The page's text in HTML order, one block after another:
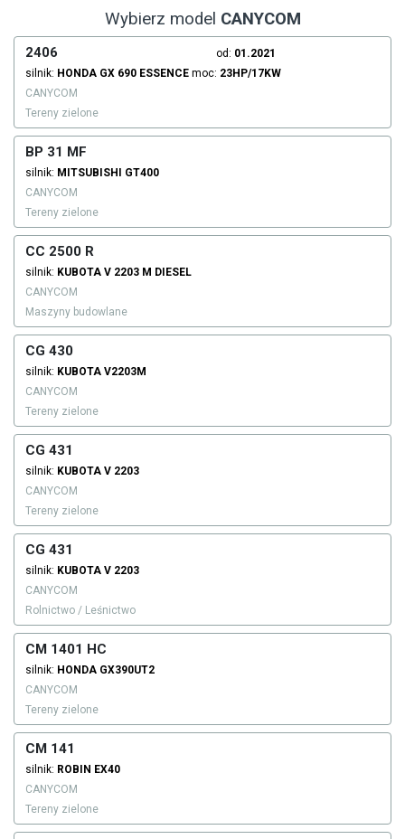
Wybierz model CANYCOM
2406 od: 01.2021
silnik: HONDA GX 690 ESSENCE moc: 23HP/17KW
CANYCOM
Tereny zielone
BP 31 MF
silnik: MITSUBISHI
GT400
CANYCOM
Tereny zielone
CC 2500 R
silnik: KUBOTA V 2203 M DIESEL
CANYCOM
Maszyny budowlane
CG 430
silnik: KUBOTA V2203M
CANYCOM
Tereny zielone
CG 431
silnik: KUBOTA V 2203
CANYCOM
Tereny zielone
CG 431
silnik: KUBOTA V 2203
CANYCOM
Rolnictwo / Leśnictwo
CM 1401 HC
silnik: HONDA GX390UT2
CANYCOM
Tereny zielone
CM 141
silnik: ROBIN EX40
CANYCOM
Tereny zielone